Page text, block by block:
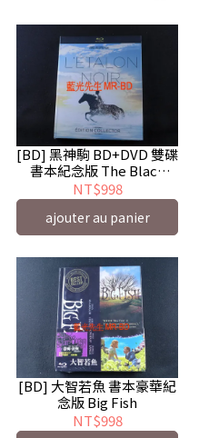
[BD] 黑神駒 BD+DVD 雙碟
書本紀念版 The Black
Stallion
NT$998
ajouter au panier
[BD] 大智若魚 書本豪華紀
念版 Big Fish
NT$998